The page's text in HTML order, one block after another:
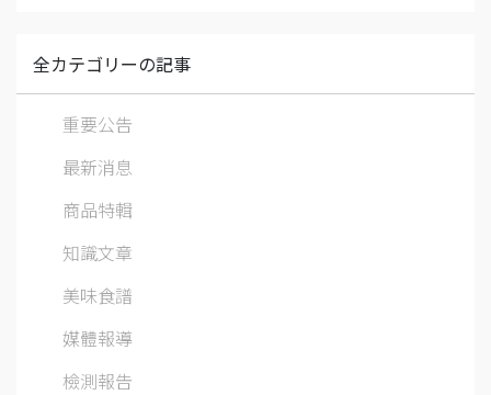
全カテゴリーの記事
重要公告
最新消息
商品特輯
知識文章
美味食譜
媒體報導
檢測報告